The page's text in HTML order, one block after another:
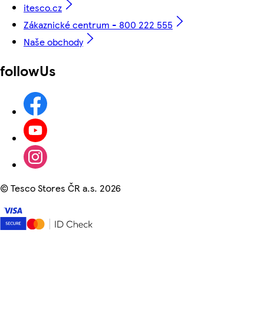
itesco.cz
Zákaznické centrum - 800 222 555
Naše obchody
followUs
©Tesco Stores ČR a.s. 2026